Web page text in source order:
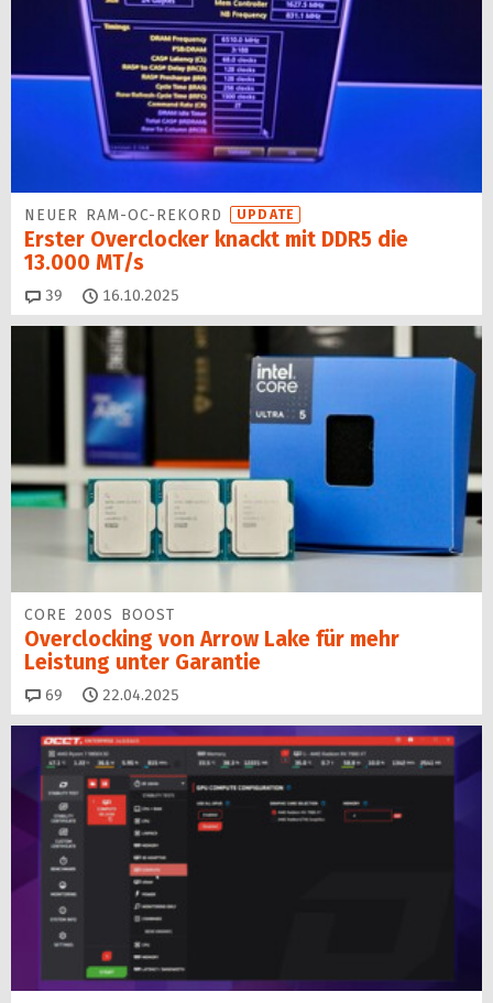
NEUER RAM-OC-REKORD UPDATE
Erster Overclocker knackt mit DDR5 die
13.000 MT/s
39 Kommentare
16.10.2025
CORE 200S BOOST
Overclocking von Arrow Lake für mehr
Leistung unter Garantie
69 Kommentare
22.04.2025